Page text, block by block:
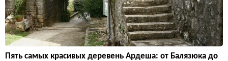
Пять самых красивых деревень Ардеша: от Балязюка до